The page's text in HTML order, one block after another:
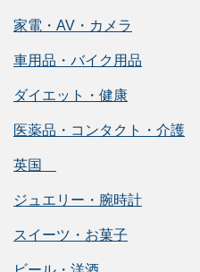
家電・AV・カメラ
車用品・バイク用品
ダイエット・健康
医薬品・コンタクト・介護
英国
ジュエリー・腕時計
スイーツ・お菓子